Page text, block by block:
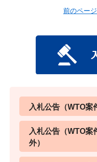
前のペー
入札公告（WTO案
入札公告（WTO案
外）